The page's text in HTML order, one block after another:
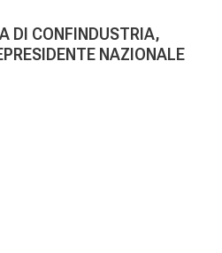
DI CONFINDUSTRIA,
NAZIONALE